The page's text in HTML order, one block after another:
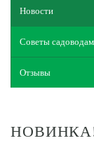
Новости
Советы садоводам
Отзывы